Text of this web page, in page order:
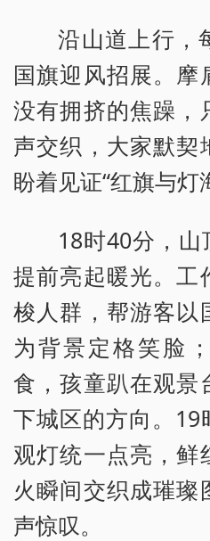
沿山道上行，
国旗迎风招展。摩
没有拥挤的焦躁，
声交织，大家默契
盼着见证“红旗与灯
18时40分，
提前亮起暖光。工
梭人群，帮游客以
为背景定格笑脸
食，孩童趴在观景
下城区的方向。19
观灯统一点亮，鲜
火瞬间交织成璀璨
声惊叹。